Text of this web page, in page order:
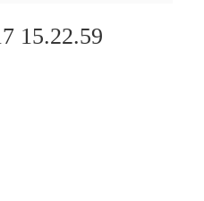
15.22.59